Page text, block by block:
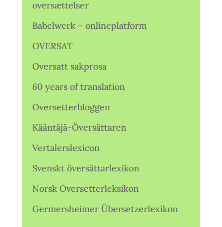
oversættelser
Babelwerk – onlineplatform
OVERSAT
Oversatt sakprosa
60 years of translation
Oversetterbloggen
Kääntäjä-Översättaren
Vertalerslexicon
Svenskt översättarlexikon
Norsk Oversetterleksikon
Germersheimer Übersetzerlexikon